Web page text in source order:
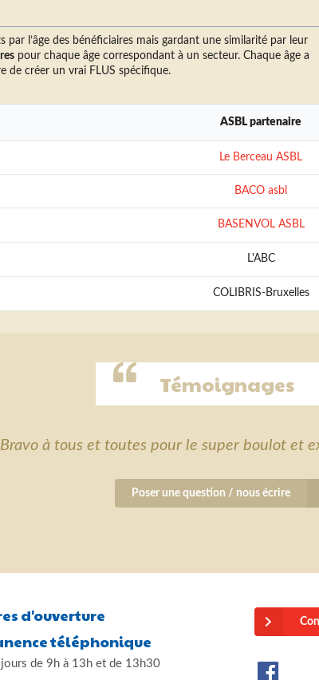
par l’âge des bénéficiaires mais gardant une similarité par leur
pour chaque âge correspondant à un secteur. Chaque âge a
créer un vrai FLUS spécifique.
ASBL partenaire
Le Berceau ASBL
BACO asbl
BASENVOL ASBL
L'ABC
COLIBRIS-Bruxelles
Témoignages
Bravo à tous et toutes pour le super boulot et
Poser une question / nous écrire
d'ouverture
téléphonique
jours de 9h à 13h et de 13h30